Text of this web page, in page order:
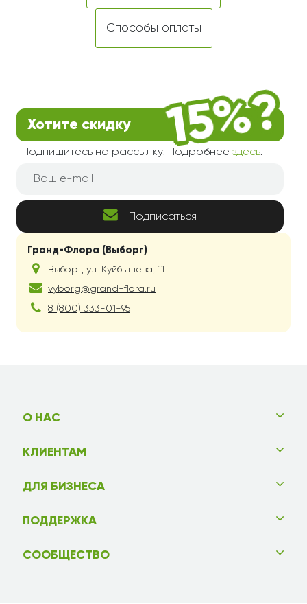
Способы оплаты
Гранд-Флора (Выборг)
Выборг, ул. Куйбышева, 11
vyborg@grand-flora.ru
8 (800) 333-01-95
Хотите скидку
Подпишитесь на рассылку! Подробнее здесь.
Подписаться
О НАС
КЛИЕНТАМ
ДЛЯ БИЗНЕСА
ПОДДЕРЖКА
СООБЩЕСТВО